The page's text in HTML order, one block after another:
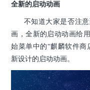
全新的启动动画
不知道大家是否注
画，全新的启动动画给
始菜单中的“麒麟软件商
新设计的启动动画。